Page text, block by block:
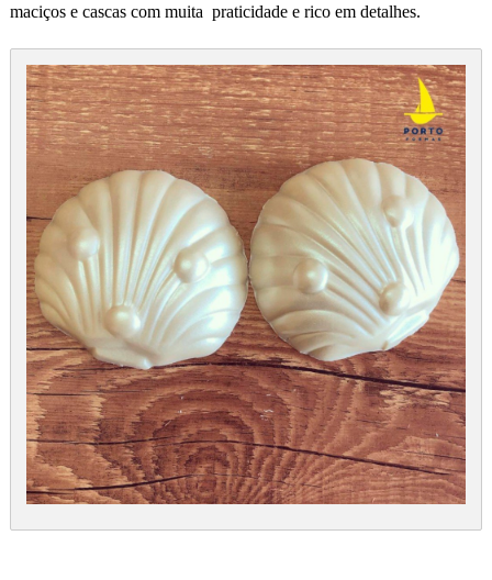
maciços e cascas com muita praticidade e rico em detalhes.